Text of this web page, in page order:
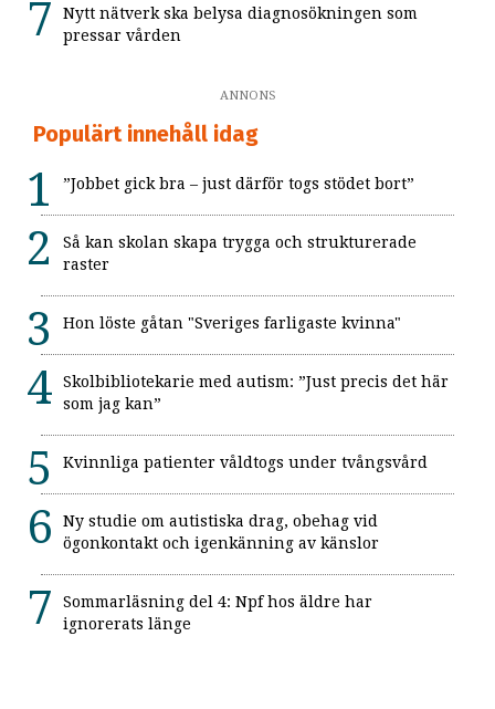
Nytt nätverk ska belysa diagnosökningen som
pressar vården
ANNONS
Populärt innehåll idag
”Jobbet gick bra – just därför togs stödet bort”
Så kan skolan skapa trygga och strukturerade
raster
Hon löste gåtan "Sveriges farligaste kvinna"
Skolbibliotekarie med autism: ”Just precis det här
som jag kan”
Kvinnliga patienter våldtogs under tvångsvård
Ny studie om autistiska drag, obehag vid
ögonkontakt och igenkänning av känslor
Sommarläsning del 4: Npf hos äldre har
ignorerats länge